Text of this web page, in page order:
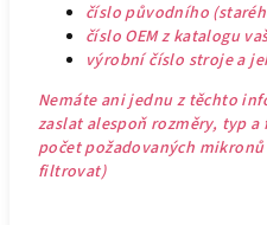
číslo původního
číslo OEM z katalogu
výrobní číslo stroje a
Nemáte ani jednu z těchto
zaslat alespoň rozměry, typ
počet požadovaných
filtrovat)